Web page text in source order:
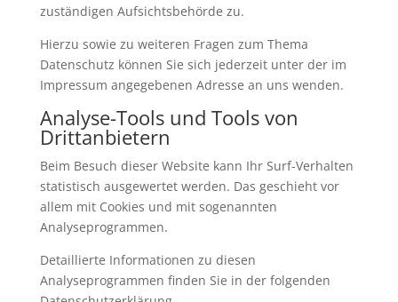
zuständigen Aufsichtsbehörde zu.
Hierzu sowie zu weiteren Fragen zum Thema
Datenschutz können Sie sich jederzeit unter der im
Impressum angegebenen Adresse an uns wenden.
Analyse-Tools und Tools von
Drittanbietern
Beim Besuch dieser Website kann Ihr Surf-Verhalten
statistisch ausgewertet werden. Das geschieht vor
allem mit Cookies und mit sogenannten
Analyseprogrammen.
Detaillierte Informationen zu diesen
Analyseprogrammen finden Sie in der folgenden